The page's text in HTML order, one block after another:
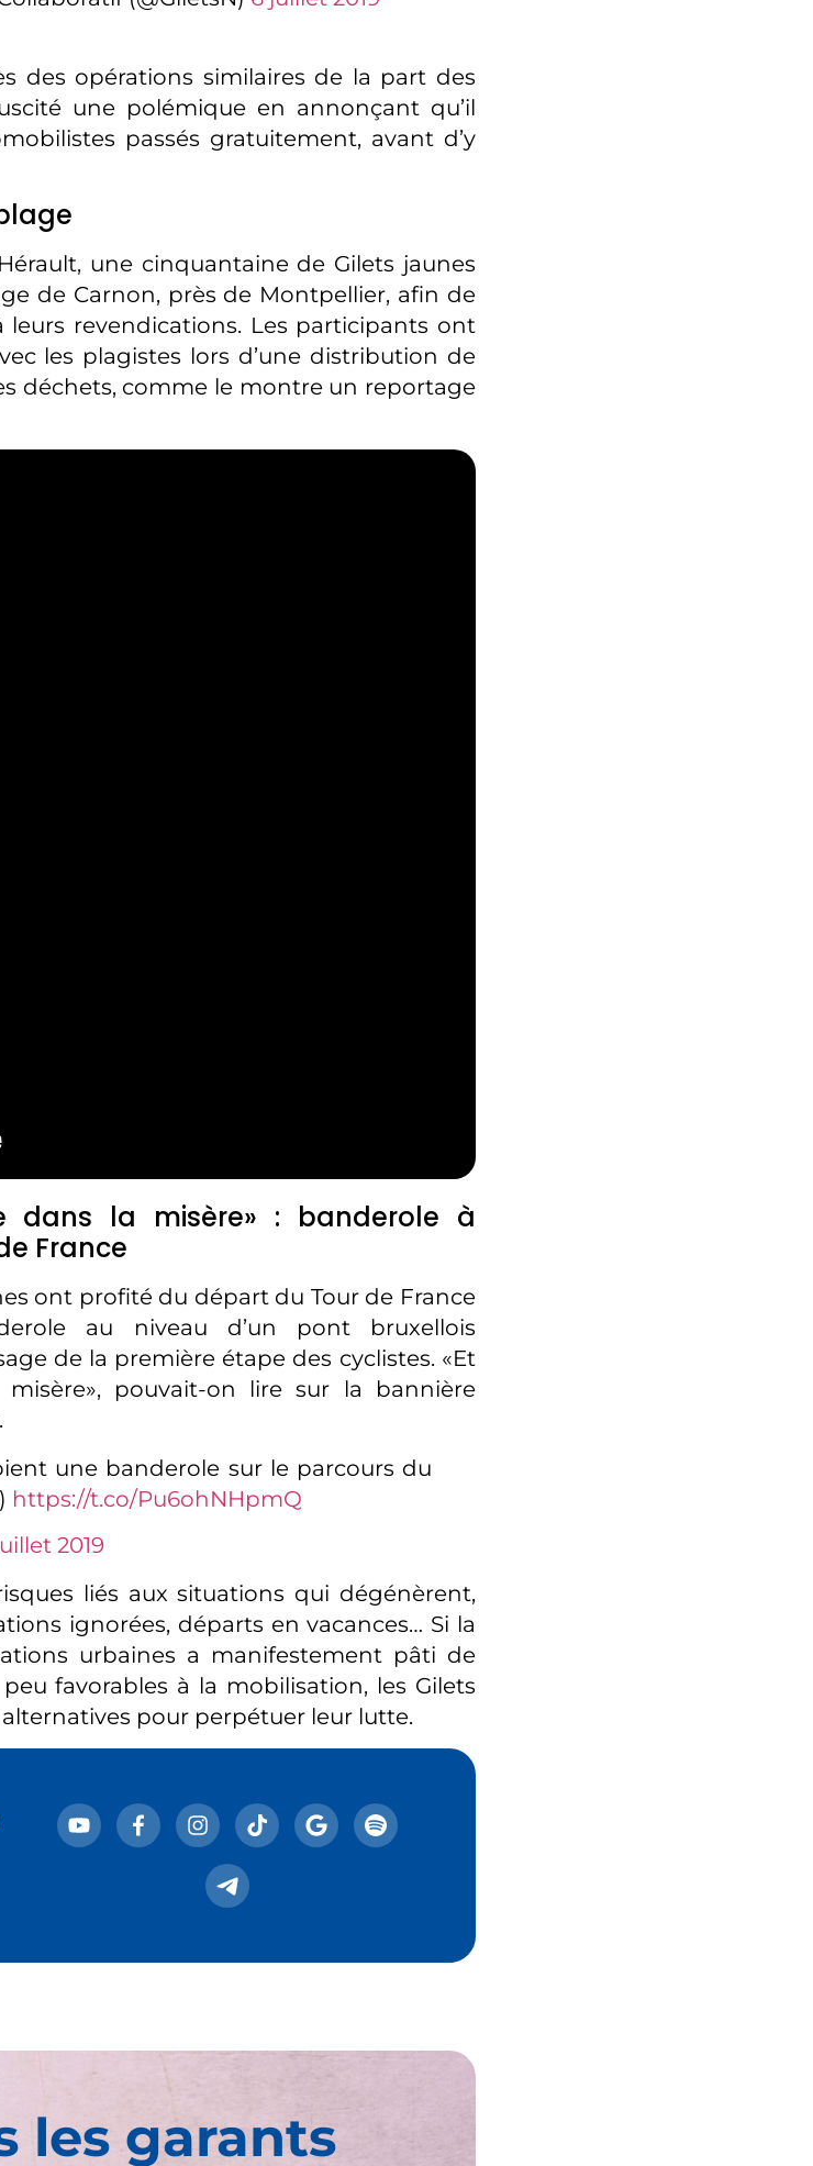
des opérations similaires de la part des
une polémique en annonçant qu’il
passés gratuitement, avant d’y
une cinquantaine de Gilets jaunes
de Carnon, près de Montpellier, afin de
leurs revendications. Les participants ont
les plagistes lors d’une distribution de
déchets, comme le montre un reportage
dans la misère» : banderole à
France
ont profité du départ du Tour de France
au niveau d’un pont bruxellois
de la première étape des cyclistes. «Et
pouvait-on lire sur la bannière
une banderole sur le parcours du
https://t.co/Pu6ohNHpmQ
2019
liés aux situations qui dégénèrent,
ignorées, départs en vacances… Si la
urbaines a manifestement pâti de
favorables à la mobilisation, les Gilets
pour perpétuer leur lutte.
les garants